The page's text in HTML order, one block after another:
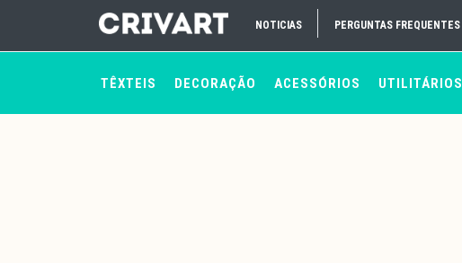
NOTICIAS PERGUNTAS FREQUENTES
TÊXTEIS DECORAÇÃO ACESSÓRIOS UTILITÁRIOS